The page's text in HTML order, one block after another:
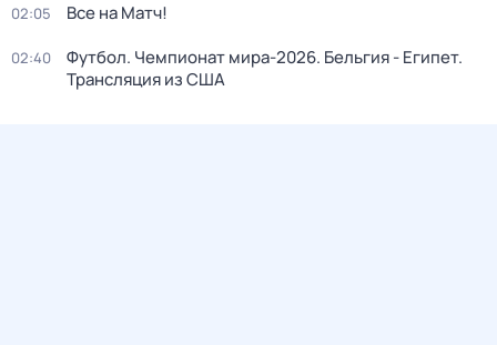
02:05 Все на Матч!
02:40
Футбол. Чемпионат мира-2026. Бельгия - Египет.
Трансляция из США